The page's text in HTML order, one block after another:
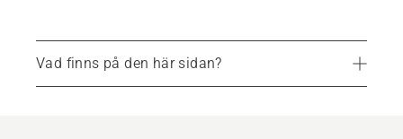
Vad finns på den här sidan?
Rekommenderade produkter